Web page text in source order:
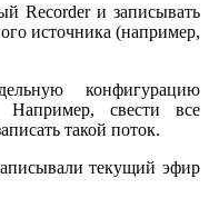
Recorder и записывать
источника (например,
конфигурацию
Например, свести все
такой поток.
текущий эфир